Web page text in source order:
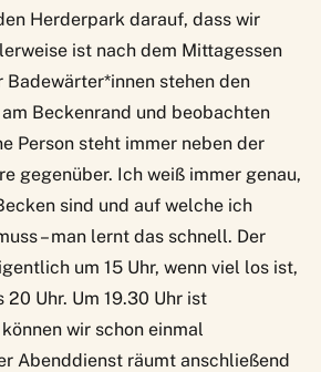
Herderpark darauf, dass wir
ist nach dem Mittagessen
Badewärter*innen stehen den
Beckenrand und beobachten
Person steht immer neben der
gegenüber. Ich weiß immer genau,
sind und auf welche ich
– man lernt das schnell. Der
um 15 Uhr, wenn viel los ist,
Uhr. Um 19.30 Uhr ist
wir schon einmal
Abenddienst räumt anschließend